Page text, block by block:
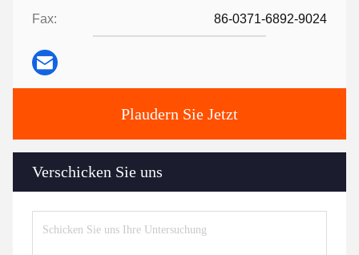
Fax: 86-0371-6892-9024
Plaudern Sie Jetzt
Verschicken Sie uns